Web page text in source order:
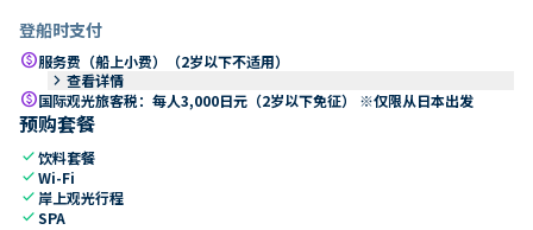
登船时支付
paid服务费（船上小费）（2岁以下不适用）
keyboard_arrow_right 查看详情
paid国际观光旅客税：每人3,000日元（2岁以下免征） ※仅限从日本出发
预购套餐
check饮料套餐
checkWi-Fi
check 岸上观光行程
checkSPA